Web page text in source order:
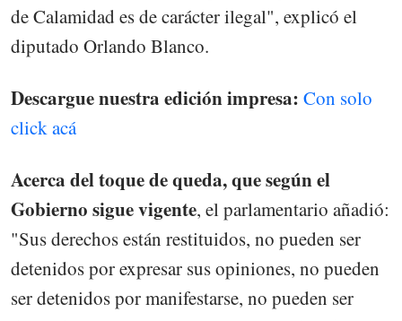
de Calamidad es de carácter ilegal", explicó el
diputado Orlando Blanco.
Descargue nuestra edición impresa: Con solo
click acá
Acerca del toque de queda, que según el
Gobierno sigue vigente, el parlamentario añadió:
"Sus derechos están restituidos, no pueden ser
detenidos por expresar sus opiniones, no pueden
ser detenidos por manifestarse, no pueden ser